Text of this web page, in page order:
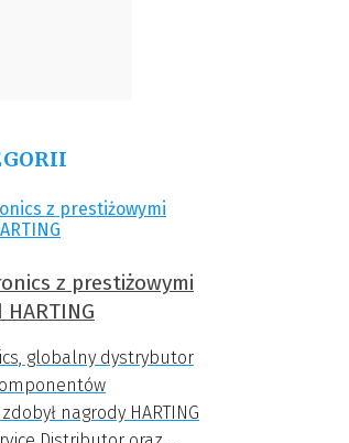
z prestiżowymi
globalny dystrybutor
nagrody HARTING